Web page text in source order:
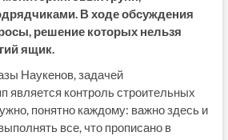
В ходе обсуждения
решение которых нельзя
ящик.
Наукенов, задачей
является контроль строительных
понятно каждому: важно здесь и
все, что прописано в